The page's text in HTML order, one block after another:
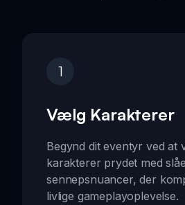
1
Vælg Karakterer
Begynd dit eventyr ved at
karakterer prydet med
sennepsnuancer, der
livlige gameplayoplevelse.